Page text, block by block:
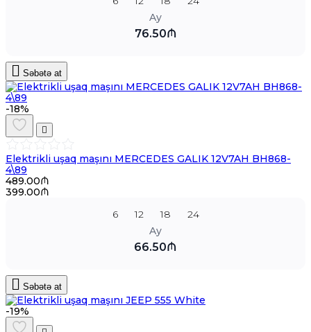
Ay
76.50₼
Səbətə at
-18%
Elektrikli uşaq maşını MERCEDES GALIK 12V7AH BH868-
4\89
489.00₼
399.00₼
6
12 18
24
Ay
66.50₼
Səbətə at
-19%